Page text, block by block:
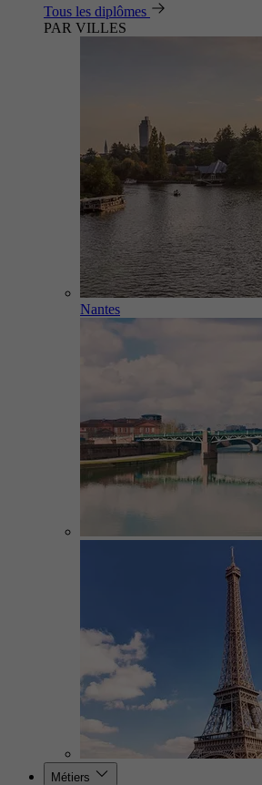
Tous les diplômes
PAR VILLES
Nantes
Métiers